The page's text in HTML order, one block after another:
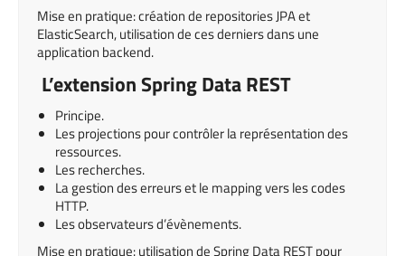
Mise en pratique: création de repositories JPA et
ElasticSearch, utilisation de ces derniers dans une
application backend.
L’extension Spring Data REST
Principe.
Les projections pour contrôler la représentation des
ressources.
Les recherches.
La gestion des erreurs et le mapping vers les codes
HTTP.
Les observateurs d’évènements.
Mise en pratique: utilisation de Spring Data REST pour